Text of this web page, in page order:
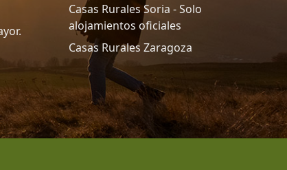
Casas Rurales Soria - Solo
alojamientos oficiales
Casas Rurales Zaragoza